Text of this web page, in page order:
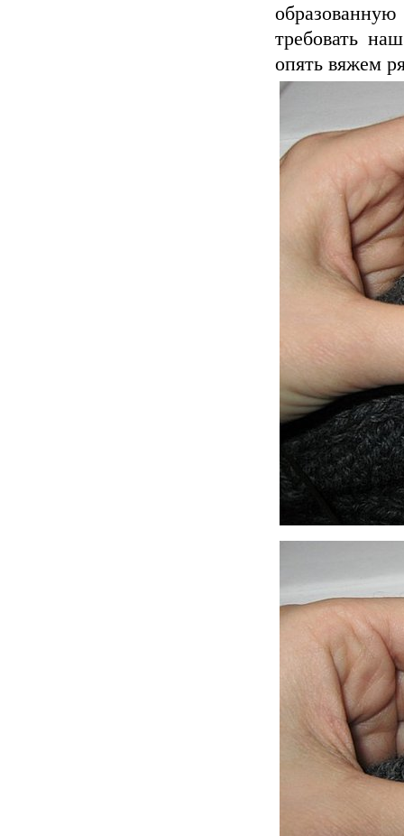
требовать
опять вяжем